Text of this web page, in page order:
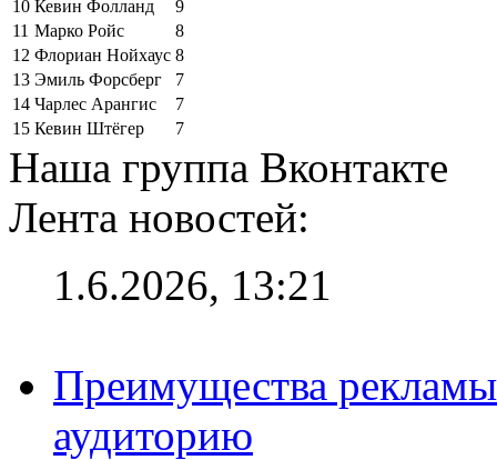
10 Кевин Фолланд
9
11 Марко Ройс
8
12 Флориан Нойхаус 8
13 Эмиль Форсберг
7
14 Чарлес Арангис
7
15 Кевин Штёгер 7
Наша группа Вконтакте
Лента новостей:
1.6.2026, 13:21
Преимущества
аудиторию